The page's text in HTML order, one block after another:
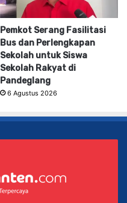
Pemkot Serang Fasilitasi
Bus dan Perlengkapan
Sekolah untuk Siswa
Sekolah Rakyat di
Pandeglang
6 Agustus 2026